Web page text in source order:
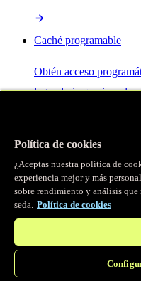
Caché programable
Obtén acceso
legendaria que
Servidor MCP
Control por IA para tus
Política de cookies
¿Aceptas nuestra política de
experiencia mejor y más
sobre rendimiento y análisis
seda. Política de cookies